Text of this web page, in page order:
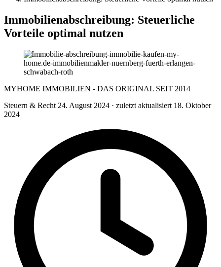
Immobilienabschreibung: Steuerliche
Vorteile optimal nutzen
MYHOME IMMOBILIEN - DAS ORIGINAL SEIT 2014
Steuern & Recht 24. August 2024 · zuletzt aktualisiert 18. Oktober
2024